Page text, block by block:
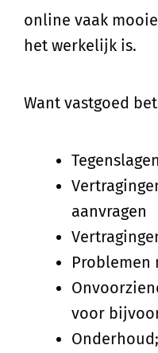
online vaak
het werkelijk is.
Want vastgoed
aanvragen
Problemen
voor
Onderhoud;